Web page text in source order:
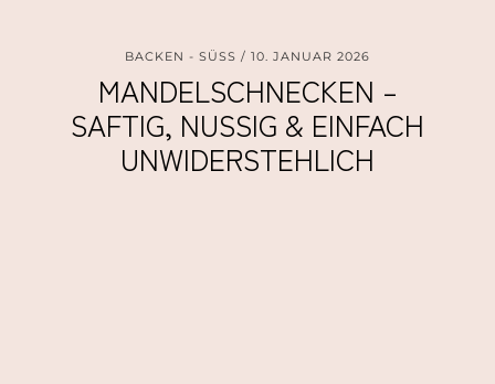
BACKEN - SÜSS 10. JANUAR 2026
MANDELSCHNECKEN –
SAFTIG, NUSSIG & EINFACH
UNWIDERSTEHLICH